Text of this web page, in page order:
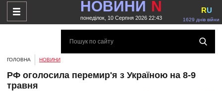
НОВИНИ N
понеділок, 10 Серпня 2026 22:43 1629 днів війни
RU
ГОЛОВНА НОВИНИ
РФ оголосила перемир'я з Україною на 8-9
травня